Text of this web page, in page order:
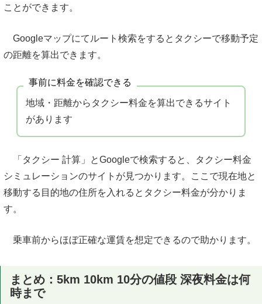
ことができます。
Googleマップにてルート検索をするとタクシーで移動予定
の距離を算出できます。
事前に料金を確認できる
地域・距離からタクシー料金を算出できるサイト
があります
「タクシー 計算」とGoogleで検索すると、タクシー料金
シミュレーションのサイトが見つかります。ここで現在地と
移動する目的地の住所を入れるとタクシー料金が分かりま
す。
乗車前からほぼ正確な運賃を想定できるので助かります。
まとめ：5km 10km 10分の値段 深夜料金は何
時まで